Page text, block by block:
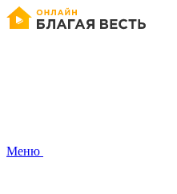
Меню